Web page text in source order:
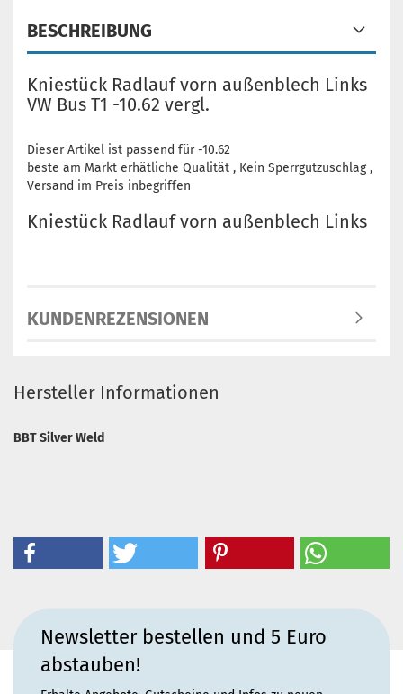
BESCHREIBUNG
Kniestück Radlauf vorn außenblech Links
VW Bus T1 -10.62 vergl.
Dieser Artikel ist passend für -10.62
beste am Markt erhätliche Qualität , Kein Sperrgutzuschlag ,
Versand im Preis inbegriffen
Kniestück Radlauf vorn außenblech Links
KUNDENREZENSIONEN
Hersteller Informationen
BBT Silver Weld
Newsletter bestellen und 5 Euro
abstauben!